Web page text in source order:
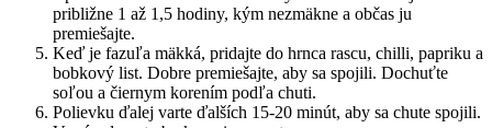
približne 1 až 1,5 hodiny, kým nezmäkne a občas ju
premiešajte.
Keď je fazuľa mäkká, pridajte do hrnca rascu, chilli, papriku a
bobkový list. Dobre premiešajte, aby sa spojili. Dochuťte
soľou a čiernym korením podľa chuti.
Polievku ďalej varte ďalších 15-20 minút, aby sa chute spojili.